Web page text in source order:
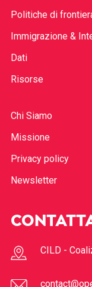
Politiche di
Immigrazione &
Dati
Risorse
Chi Siamo
Missione
Privacy policy
Newsletter
CILD -